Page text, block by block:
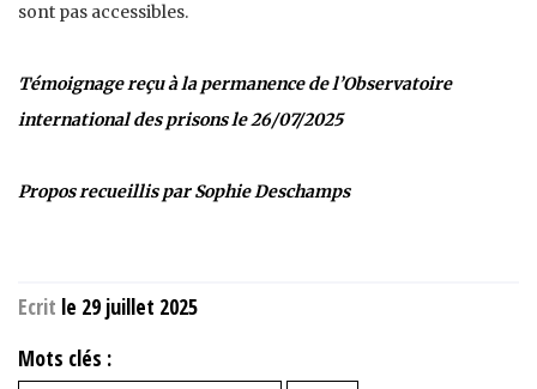
sont pas accessibles.
Témoignage reçu à la permanence de l’Observatoire
international des prisons le 26/07/2025
Propos recueillis par Sophie Deschamps
Ecrit le 29 juillet 2025
Mots clés :